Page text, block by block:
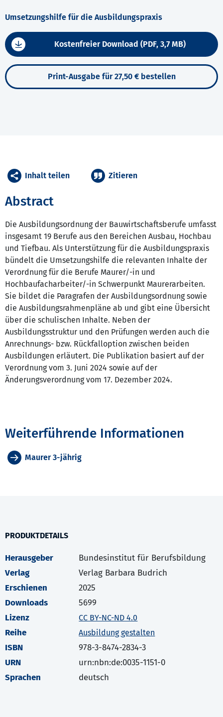
Umsetzungshilfe für die Ausbildungspraxis
Kostenfreier Download (PDF, 3,7 MB)
Print-Ausgabe für 27,50 € bestellen
Abstract
Die Ausbildungsordnung der Bauwirtschaftsberufe umfasst
insgesamt 19 Berufe aus den Bereichen Ausbau, Hochbau
und Tiefbau. Als Unterstützung für die Ausbildungspraxis
bündelt die Umsetzungshilfe die relevanten Inhalte der
Verordnung für die Berufe Maurer/-in und
Hochbaufacharbeiter/-in Schwerpunkt Maurerarbeiten.
Sie bildet die Paragrafen der Ausbildungsordnung sowie
die Ausbildungsrahmenpläne ab und gibt eine Übersicht
über die schulischen Inhalte. Neben der
Ausbildungsstruktur und den Prüfungen werden auch die
Anrechnungs- bzw. Rückfalloption zwischen beiden
Ausbildungen erläutert. Die Publikation basiert auf der
Verordnung vom 3. Juni 2024 sowie auf der
Änderungsverordnung vom 17. Dezember 2024.
Inhalt teilen Zitieren
Weiterführende Informationen
Maurer 3-jährig
PRODUKTDETAILS
Herausgeber
Bundesinstitut für Berufsbildung
Verlag
Verlag Barbara Budrich
Erschienen
2025
Downloads
5699
Lizenz
CC BY-NC-ND 4.0
Reihe Ausbildung gestalten
ISBN
978-3-8474-2834-3
URN
urn:nbn:de:0035-1151-0
Sprachen
deutsch